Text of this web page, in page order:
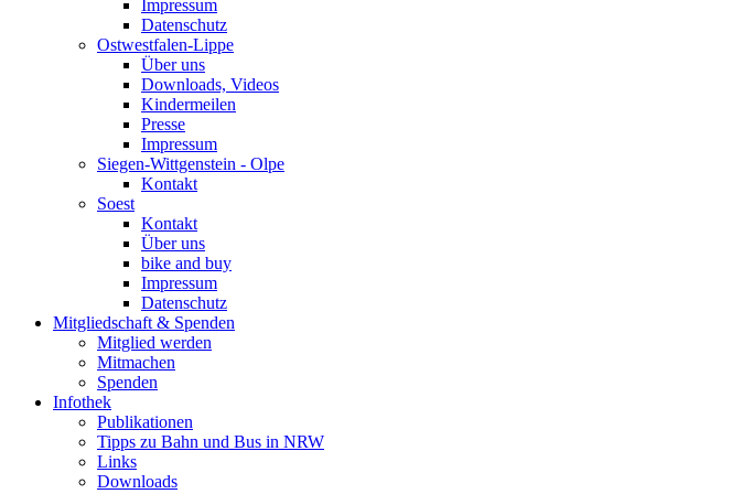
Impressum
Datenschutz
Ostwestfalen-Lippe
Über uns
Downloads, Videos
Kindermeilen
Presse
Impressum
Siegen-Wittgenstein - Olpe
Kontakt
Soest
Kontakt
Über uns
bike and buy
Impressum
Datenschutz
Mitgliedschaft & Spenden
Mitglied werden
Mitmachen
Spenden
Infothek
Publikationen
Tipps zu Bahn und Bus in NRW
Links
Downloads